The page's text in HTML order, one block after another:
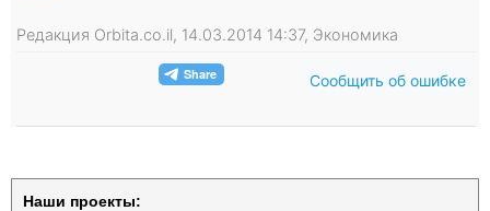
Редакция Orbita.co.il, 14.03.2014 14:37, Экономика
Сообщить об ошибке
Наши проекты: